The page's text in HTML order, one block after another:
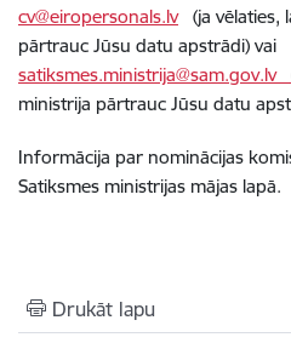
cv@eiropersonals.lv(ja vēlaties,
pārtrauc Jūsu datu apstrādi) vai
satiksmes.ministrija@sam.gov.lv
ministrija pārtrauc Jūsu datu
Informācija par nominācijas
Satiksmes ministrijas mājas lapā.
Drukāt lapu